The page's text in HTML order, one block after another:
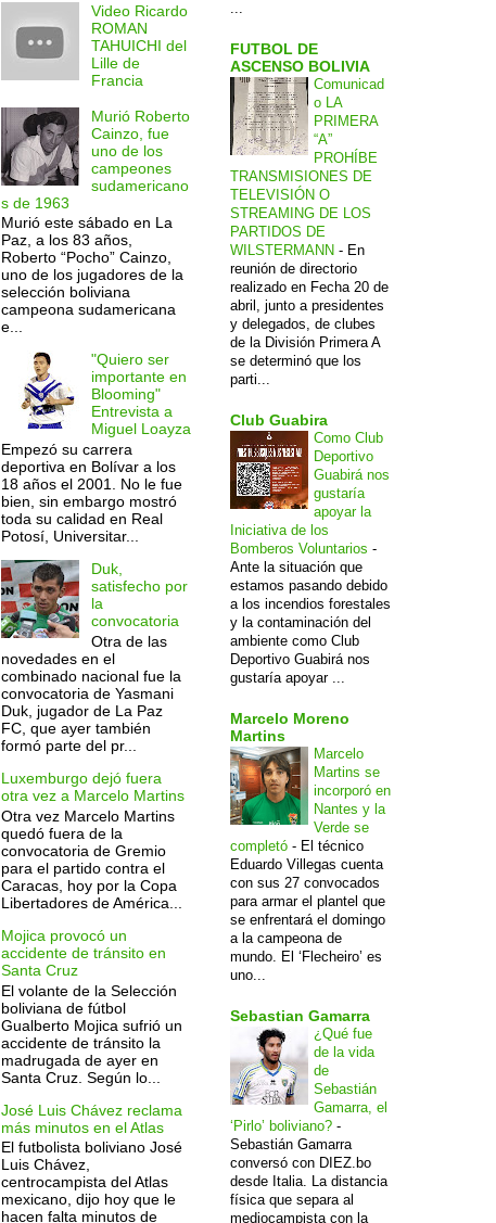
Video Ricardo
ROMAN
TAHUICHI del
Lille de
Francia
Murió Roberto
Cainzo, fue
uno de los
campeones
sudamericano
s de 1963
Murió este sábado en La
Paz, a los 83 años,
Roberto “Pocho” Cainzo,
uno de los jugadores de la
selección boliviana
campeona sudamericana
e...
"Quiero ser
importante en
Blooming"
Entrevista a
Miguel Loayza
Empezó su carrera
deportiva en Bolívar a los
18 años el 2001. No le fue
bien, sin embargo mostró
toda su calidad en Real
Potosí, Universitar...
Duk,
satisfecho por
la
convocatoria
Otra de las
novedades en el
combinado nacional fue la
convocatoria de Yasmani
Duk, jugador de La Paz
FC, que ayer también
formó parte del pr...
Luxemburgo dejó fuera
otra vez a Marcelo Martins
Otra vez Marcelo Martins
quedó fuera de la
convocatoria de Gremio
para el partido contra el
Caracas, hoy por la Copa
Libertadores de América...
Mojica provocó un
accidente de tránsito en
Santa Cruz
El volante de la Selección
boliviana de fútbol
Gualberto Mojica sufrió un
accidente de tránsito la
madrugada de ayer en
Santa Cruz. Según lo...
José Luis Chávez reclama
más minutos en el Atlas
El futbolista boliviano José
Luis Chávez,
centrocampista del Atlas
mexicano, dijo hoy que le
hacen falta minutos de
FUTBOL DE
ASCENSO BOLIVIA
Comunicad
o LA
PRIMERA
“A”
PROHÍBE
TRANSMISIONES DE
TELEVISIÓN O
STREAMING DE LOS
PARTIDOS DE
WILSTERMANN - En
reunión de directorio
realizado en Fecha 20 de
abril, junto a presidentes
y delegados, de clubes
de la División Primera A
se determinó que los
parti...
Club Guabira
Como Club
Deportivo
Guabirá nos
gustaría
apoyar la
Iniciativa de los
Bomberos Voluntarios -
Ante la situación que
estamos pasando debido
a los incendios forestales
y la contaminación del
ambiente como Club
Deportivo Guabirá nos
gustaría apoyar ...
Marcelo Moreno
Martins
Marcelo
Martins se
incorporó en
Nantes y la
Verde se
completó - El técnico
Eduardo Villegas cuenta
con sus 27 convocados
para armar el plantel que
se enfrentará el domingo
a la campeona de
mundo. El ‘Flecheiro’ es
uno...
Sebastian Gamarra
¿Qué fue
de la vida
de
Sebastián
Gamarra, el
‘Pirlo’ boliviano? -
Sebastián Gamarra
conversó con DIEZ.bo
desde Italia. La distancia
física que separa al
mediocampista con la